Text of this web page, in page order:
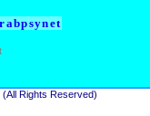
(All Rights Reserved)